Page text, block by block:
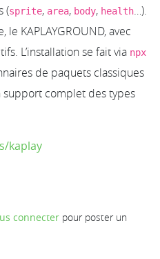
(sprite, area, body, health…).
KAPLAYGROUND, avec
L’installation se fait via npx
de paquets classiques
support complet des types
kaplay
connecter pour poster un